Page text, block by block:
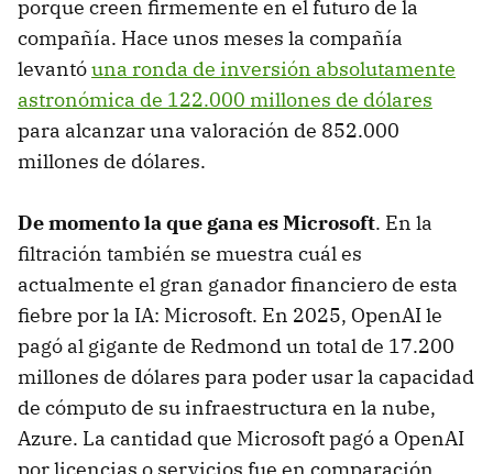
porque creen firmemente en el futuro de la
compañía. Hace unos meses la compañía
levantóuna ronda de inversión absolutamente
astronómica de 122.000 millones de dólares
para alcanzar una valoración de 852.000
millones de dólares.
De momento la que gana es Microsoft. En la
filtración también se muestra cuál es
actualmente el gran ganador financiero de esta
fiebre por la IA: Microsoft. En 2025, OpenAI le
pagó al gigante de Redmond un total de 17.200
millones de dólares para poder usar la capacidad
de cómputo de su infraestructura en la nube,
Azure. La cantidad que Microsoft pagó a OpenAI